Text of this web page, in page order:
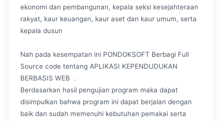
ekonomi dan pembangunan, kepala seksi kesejahteraan
rakyat, kaur keuangan, kaur aset dan kaur umum, serta
kepala dusun
Nah pada kesempatan ini PONDOKSOFT Berbagi Full
Source code tentang APLIKASI KEPENDUDUKAN
BERBASIS WEB .
Berdasarkan hasil pengujian program maka dapat
disimpulkan bahwa program ini dapat berjalan dengan
baik dan sudah memenuhi kebutuhan pemakai serta